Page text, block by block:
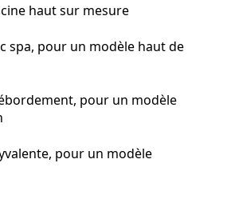
haut sur mesure
spa, pour un modèle haut de
pour un modèle
pour un modèle